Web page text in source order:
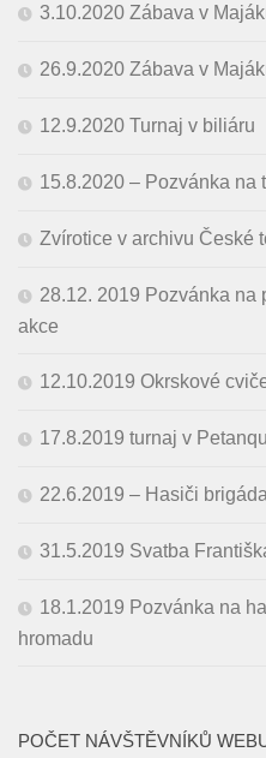
3.10.2020 Zábava v
26.9.2020 Zábava v
12.9.2020 Turnaj v biliáru
15.8.2020 – Pozvánka na
Zvírotice v archivu České
28.12. 2019 Pozvánka na
akce
12.10.2019 Okrskové
17.8.2019 turnaj v
22.6.2019 – Hasiči brigáda
31.5.2019 Svatba
18.1.2019 Pozvánka na
hromadu
POČET NÁVŠTĚVNÍKŮ